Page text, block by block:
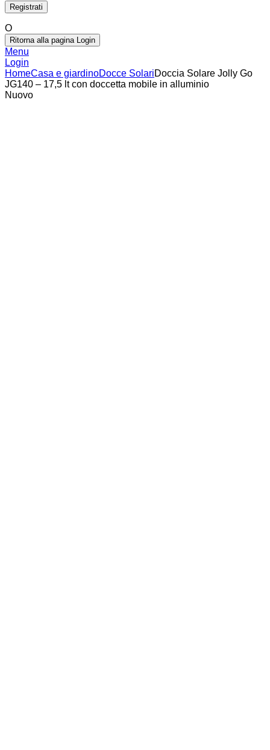
O
Ritorna alla pagina Login
Menu
Login
HomeCasa e giardinoDocce SolariDoccia Solare Jolly Go
JG140 – 17,5 lt con doccetta mobile in alluminio
Nuovo